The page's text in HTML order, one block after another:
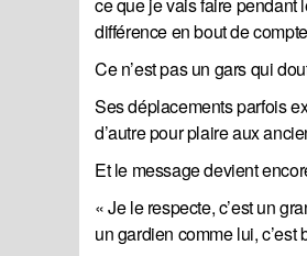
différence en bout de
Ce n’est pas un gars qui
Ses déplacements parfois
d’autre pour plaire aux
Et le message devient
« Je le respecte, c’est un
un gardien comme lui,